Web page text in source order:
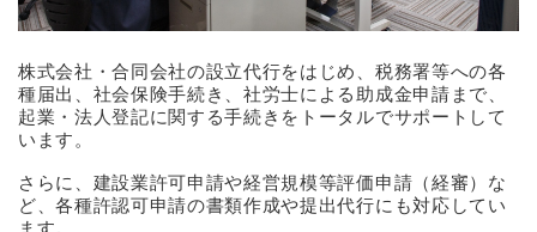
株式会社・合同会社の設立代行をはじめ、税務署等への各
種届出、社会保険手続き、社労士による助成金申請まで、
起業・法人登記に関する手続きをトータルでサポートして
います。
さらに、建設業許可申請や経営規模等評価申請（経審）な
ど、各種許認可申請の書類作成や提出代行にも対応してい
ます。